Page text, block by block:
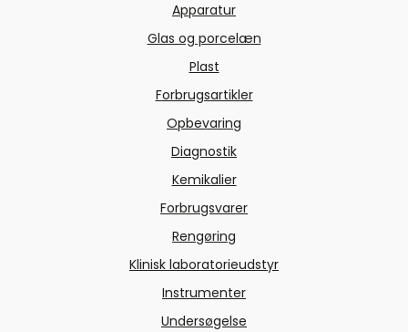
Apparatur
Glas og porcelæn
Plast
Forbrugsartikler
Opbevaring
Diagnostik
Kemikalier
Forbrugsvarer
Rengøring
Klinisk laboratorieudstyr
Instrumenter
Undersøgelse